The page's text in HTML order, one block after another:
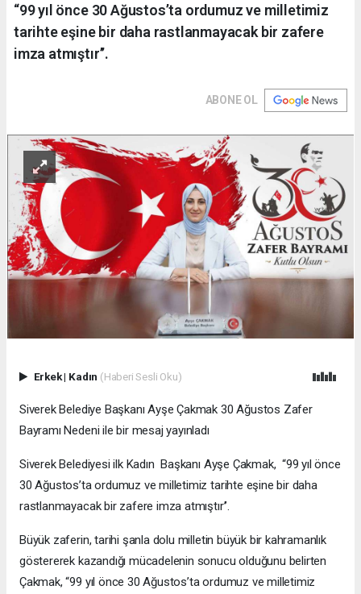
“99 yıl önce 30 Ağustos’ta ordumuz ve milletimiz
tarihte eşine bir daha rastlanmayacak bir zafere
imza atmıştır’’.
ABONE OL
Erkek| Kadın (Haberi Sesli Oku)
Siverek Belediye Başkanı Ayşe Çakmak 30 Ağustos Zafer
Bayramı Nedeni ile bir mesaj yayınladı
Siverek Belediyesi ilk Kadın Başkanı Ayşe Çakmak, “99 yıl önce
30 Ağustos’ta ordumuz ve milletimiz tarihte eşine bir daha
rastlanmayacak bir zafere imza atmıştır’’.
Büyük zaferin, tarihi şanla dolu milletin büyük bir kahramanlık
göstererek kazandığı mücadelenin sonucu olduğunu belirten
Çakmak, “99 yıl önce 30 Ağustos’ta ordumuz ve milletimiz